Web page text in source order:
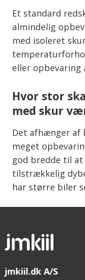
Et standard
almindelig
med isoleret
eller opbevaring
Hvor stor
med skur
Det afhænger af
meget
god bredde til
tilstrækkelig
har større biler
jmkiil.dk A/S